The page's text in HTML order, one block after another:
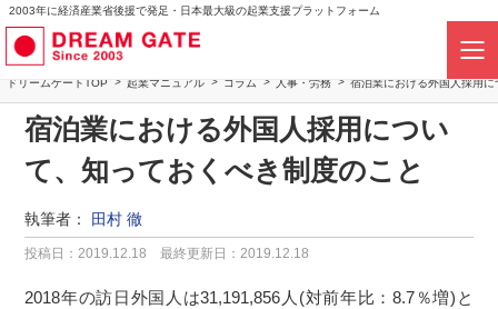
2003年に経済産業省後援で発足・日本最大級の起業支援プラットフォーム
ドリームゲートTOP 起業マニュアル コラム 人事・労務 宿泊業における外国人採用
宿泊業における外国人採用につい
て、知っておくべき制度のこと
執筆者： 田村 徹
投稿日：2019.12.18 最終更新日：2019.12.18
2018年の訪日外国人は31,191,856人(対前年比：8.7％増)と